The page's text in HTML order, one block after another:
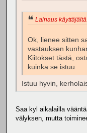
Lainaus
Ok, lienee sitten
vastauksen
Kiitokset tästä,
kuinka se istuu
Istuu hyvin,
Saa kyl aikalailla
välyksen, mutta